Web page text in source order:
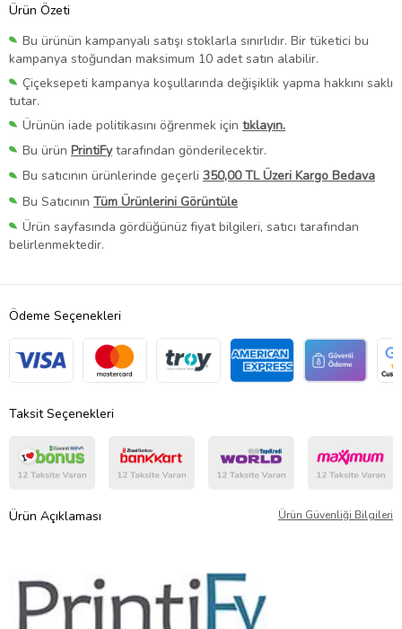
Ürün Özeti
Bu ürünün kampanyalı satışı stoklarla sınırlıdır. Bir tüketici bu
kampanya stoğundan maksimum 10 adet satın alabilir.
Çiçeksepeti kampanya koşullarında değişiklik yapma hakkını saklı
tutar.
Ürünün iade politikasını öğrenmek için tıklayın.
Bu ürün PrintiFytarafından gönderilecektir.
Bu satıcının ürünlerinde geçerli 350,00 TL Üzeri Kargo Bedava
Bu Satıcının Tüm Ürünlerini Görüntüle
Ürün sayfasında gördüğünüz fiyat bilgileri, satıcı tarafından
belirlenmektedir.
Ödeme Seçenekleri
Taksit Seçenekleri
Ürün Açıklaması Ürün Güvenliği Bilgileri